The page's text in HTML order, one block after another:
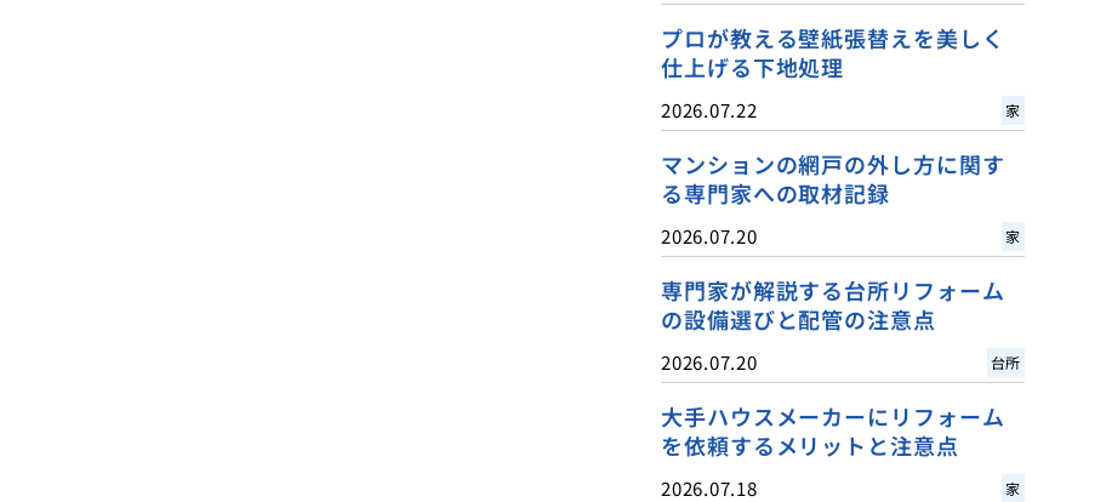
プロが教える壁紙張替えを美しく
仕上げる下地処理
2026.07.22 家
マンションの網戸の外し方に関す
る専門家への取材記録
2026.07.20 家
専門家が解説する台所リフォーム
の設備選びと配管の注意点
2026.07.20 台所
大手ハウスメーカーにリフォーム
を依頼するメリットと注意点
2026.07.18 家